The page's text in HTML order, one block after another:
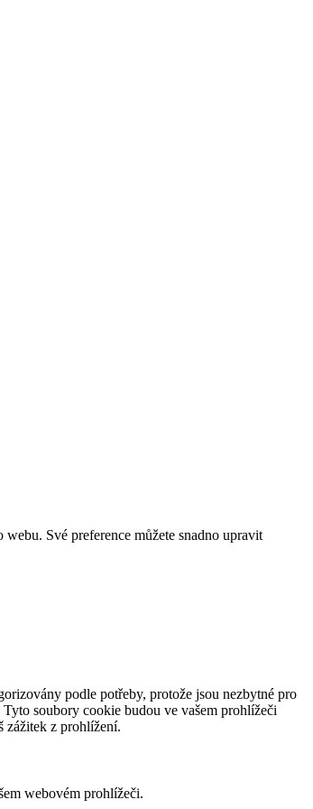
Své preference můžete snadno upravit
podle potřeby, protože jsou nezbytné pro
soubory cookie budou ve vašem prohlížeči
zážitek z prohlížení.
webovém prohlížeči.